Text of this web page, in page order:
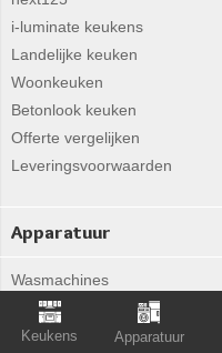
Keukens Apparatuur
i-luminate keukens
Landelijke keuken
Woonkeuken
Betonlook keuken
Offerte vergelijken
Leveringsvoorwaarden
Apparatuur
Wasmachines
Wasdrogers
Stofzuigers